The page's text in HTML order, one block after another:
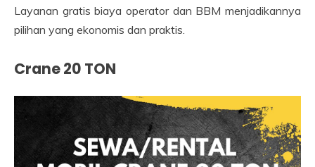
Layanan gratis biaya operator dan BBM menjadikannya
pilihan yang ekonomis dan praktis.
Crane 20 TON